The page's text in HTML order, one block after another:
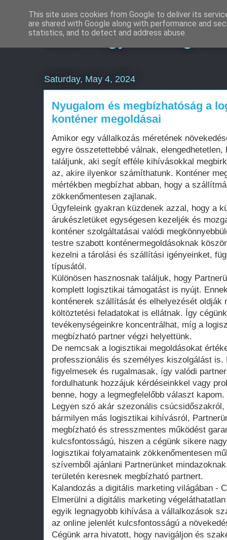
SEO Ügynökség
Saturday, May 4, 2024
Nyugalom és megbízhatóság a
konténer megoldásai
Amikor egy vállalkozás méretének
egyre összetettebbé válnak,
találjunk, aki segít efféle kihívásokkal
az, akire ilyenkor számíthatunk. Konténer
mértékben megbízhat abban, hogy a
zökkenőmentesen zajlanak.
Ügyfeleink gyakran küzdenek azzal, hogy a
árukészletüket egységesen kezeljék és
konténer szolgáltatásai valódi
testre szabott konténermegoldásoknak
kezelni a tárolási és szállítási igényeinket,
típusától.
Különösen hasznosnak találjuk, hogy
komplett logisztikai támogatást is nyújt.
konténerek szállítását és elhelyezését oldják
költöztetési feladatokat is ellátnak. Így
tevékenységeinkre koncentrálhat, míg a
megbízható partner végzi helyettünk.
De nemcsak a logisztikai megoldásokat
professzionális és személyes kiszolgálást is.
figyelmesek és rugalmasak, így valódi
fordulhatunk hozzájuk kérdéseinkkel vagy
benne, hogy a legmegfelelőbb választ kapom.
Legyen szó akár szezonális
bármilyen más logisztikai kihívásról,
megbízható és stresszmentes működést
kulcsfontosságú, hiszen a cégünk sikere
logisztikai folyamataink zökkenőmentesen
szívemből ajánlani Partnerünket
területén keresnek megbízható partnert.
Kalandozás a digitális marketing világában -
Elmerülni a digitális marketing
egyik legnagyobb kihívása a vállalkozások
az online jelenlét kulcsfontosságú a
Cégünk arra hivatott, hogy navigáljon és
This site uses cookies from Google to deliver its
are shared with Google along with performance and
statistics, and to detect and address abuse.